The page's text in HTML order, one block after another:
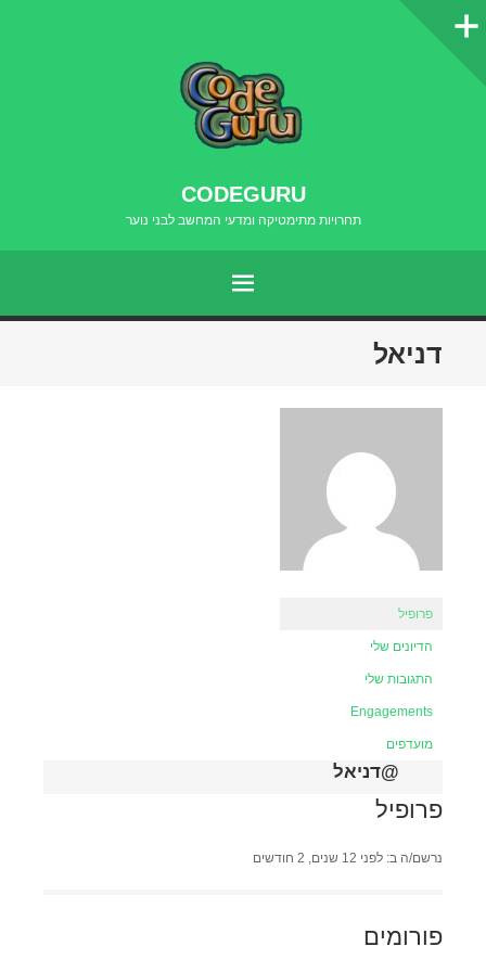
סרגל
CODEGURU
תחרויות מתימטיקה ומדעי המחשב לבני נוער
תפריט
דילוג
לתוכן
דניאל
פרופיל
הדיונים שלי
התגובות שלי
Engagements
מועדפים
@דניאל
פרופיל
נרשם/ה ב: לפני 12 שנים, 2 חודשים
פורומים